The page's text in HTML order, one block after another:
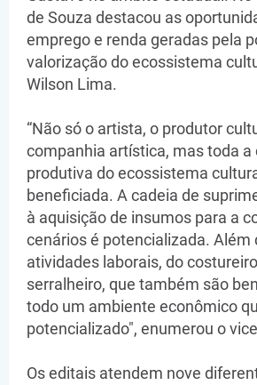
de Souza destacou as
emprego e renda geradas pela
valorização do ecossistema
Wilson Lima.
“Não só o artista, o produtor
companhia artística, mas toda a
produtiva do ecossistema
beneficiada. A cadeia de
à aquisição de insumos para a
cenários é potencializada. Além
atividades laborais, do
serralheiro, que também são
todo um ambiente econômico
potencializado", enumerou o
Os editais atendem nove